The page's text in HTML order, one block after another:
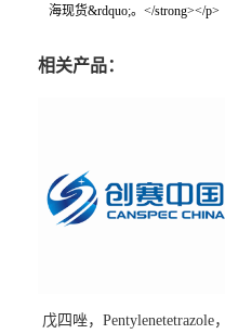
海现货&rdquo;。</strong></p>
相关产品：
戊四唑，Pentylenetetrazole，